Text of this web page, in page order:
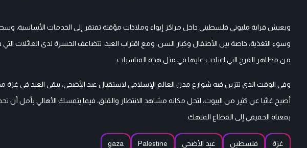
ويعيش قرابة مليوني فلسطيني داخل مراكز إيواء وملاذات مؤقتة تفتقر إلى الخدمات الأساسية،
وسوء التغذية، خاصة بين الأطفال وكبار السن. ومع اقتراب العيد، تتضاعف الحسرة لدى العائلات
من مظاهر الفرح التي اعتادت عليها في مثل هذه المناسبات.
وفي الوقت الذي تتزين فيه شوارع مدن العالم الإسلامي لاستقبال عيد الأضحى، يبقى العيد في غزة
أصبح غائبا عن كثير من البيوت، لتحل مكانه مشاهد الانتظار والقلق، فيما يتمسك الأهالي بأمل أن
بمعناه الحقيقي إلى القطاع المنهك.
غزة فلسطين عيد الأضحى Palestine
gaza